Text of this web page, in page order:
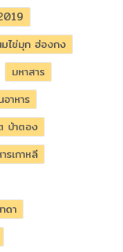
มไข่มุก ฮ่องกง
มหาสาร
อาหาร
ป่าตอง
รเกาหลี
ดา